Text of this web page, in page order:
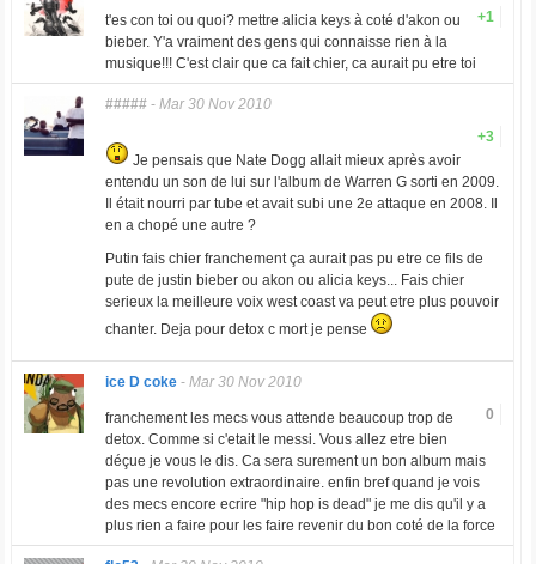
+1
t'es con toi ou quoi? mettre alicia keys à coté d'akon ou
bieber. Y'a vraiment des gens qui connaisse rien à la
musique!!! C'est clair que ca fait chier, ca aurait pu etre toi
#####- Mar 30 Nov 2010
+3
Je pensais que Nate Dogg allait mieux après avoir
entendu un son de lui sur l'album de Warren G sorti en 2009.
Il était nourri par tube et avait subi une 2e attaque en 2008. Il
en a chopé une autre ?
Putin fais chier franchement ça aurait pas pu etre ce fils de
pute de justin bieber ou akon ou alicia keys... Fais chier
serieux la meilleure voix west coast va peut etre plus pouvoir
chanter. Deja pour detox c mort je pense
ice D coke- Mar 30 Nov 2010
0
franchement les mecs vous attende beaucoup trop de
detox. Comme si c'etait le messi. Vous allez etre bien
déçue je vous le dis. Ca sera surement un bon album mais
pas une revolution extraordinaire. enfin bref quand je vois
des mecs encore ecrire "hip hop is dead" je me dis qu'il y a
plus rien a faire pour les faire revenir du bon coté de la force